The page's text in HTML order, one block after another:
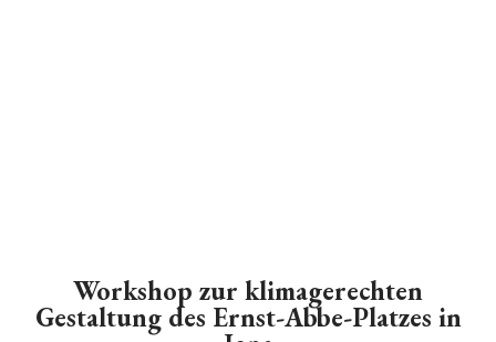
Workshop zur klimagerechten
Gestaltung des Ernst-Abbe-Platzes in